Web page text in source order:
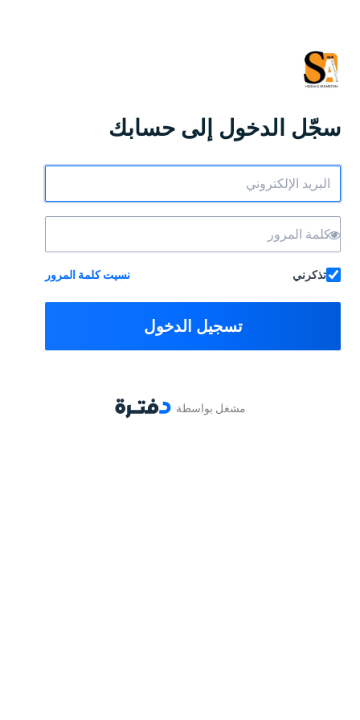
سجّل الدخول إلى حسابك
تذكرني نسيت كلمة المرور
تسجيل الدخول
مشغل بواسطة